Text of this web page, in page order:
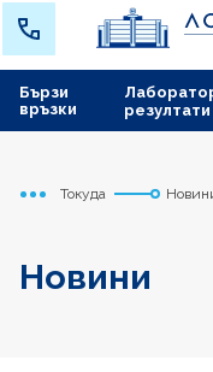
резултати
Бързи
връзки
Начало
Токуда
Новини